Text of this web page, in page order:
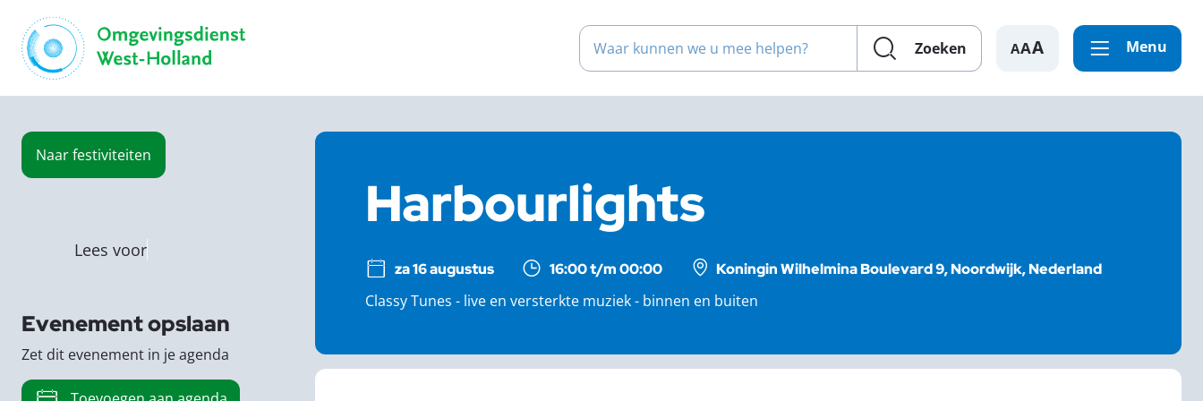
Waar kunnen we u mee helpen?
Zoeken A Menu
Naarfestiviteiten
Harbourlights
za 16 augustus 16:00 t/m 00:00
Koningin Wilhelmina Boulevard 9, Noordwijk, Nederland
Classy Tunes - live en versterkte muziek - binnen en buiten
Lees voor
Evenement opslaan
Zet dit evenement in je agenda